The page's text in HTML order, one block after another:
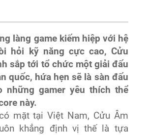
làng game kiếm hiệp với hệ
hỏi kỹ năng cực cao, Cửu
sắp tới tổ chức một giải đấu
quốc, hứa hẹn sẽ là sàn đấu
những gamer yêu thích thể
này.
mặt tại Việt Nam, Cửu Âm
khẳng định vị thế là tựa